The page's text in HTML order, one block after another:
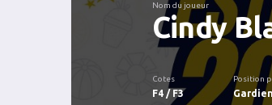
Nom du joueur
Cindy
Cotes
F4 / F3
Position
Gardien